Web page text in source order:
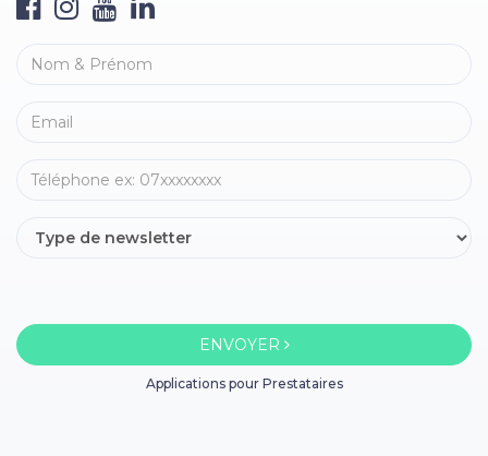
ENVOYER
Applications pour Prestataires